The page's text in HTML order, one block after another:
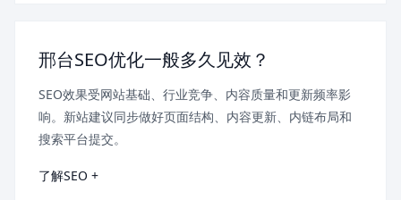
邢台SEO优化一般多久见效？
SEO效果受网站基础、行业竞争、内容质量和更新频率影
响。新站建议同步做好页面结构、内容更新、内链布局和
搜索平台提交。
了解SEO +